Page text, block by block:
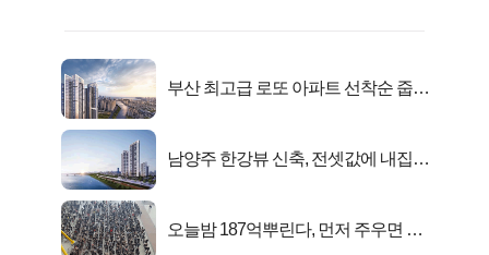
부산 최고급 로또 아파트 선착순 줍줍
남양주 한강뷰 신축, 전셋값에 내집마
오늘밤 187억뿌린다, 먼저 주우면 최